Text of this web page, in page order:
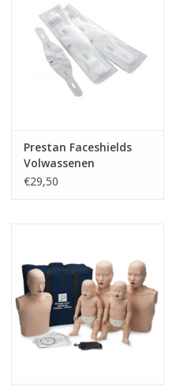
Prestan Faceshields
Volwassenen
€29,50